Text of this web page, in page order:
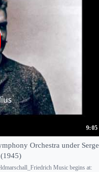
9:05
Orchestra under Serge
Music begins at: